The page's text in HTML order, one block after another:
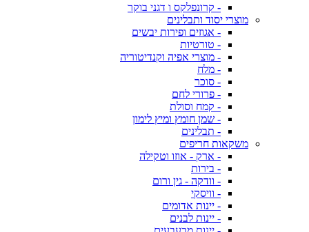
- קרונפלקס ו דגני בוקר
מוצרי יסוד ותבלינים
- אגוזים ופירות יבשים
- טורטיות
- מוצרי אפיה וקנדיטוריה
- מלח
- סוכר
- פרורי לחם
- קמח וסולת
- שמן חומץ ומיץ לימון
- תבלינים
משקאות חריפים
- ארק - אוזו וטקילה
- בירות
- וודקה - גין ורום
- וויסקי
- יינות אדומים
- יינות לבנים